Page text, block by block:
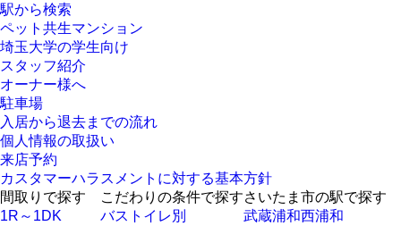
駅から検索
ペット共生マンション
埼玉大学の学生向け
スタッフ紹介
オーナー様へ
駐車場
入居から退去までの流れ
個人情報の取扱い
来店予約
カスタマーハラスメントに対する基本方針
間取りで探す
1R～1DK
こだわりの条件で探す
バストイレ別
さいたま市の駅で探す
武蔵浦和西浦和